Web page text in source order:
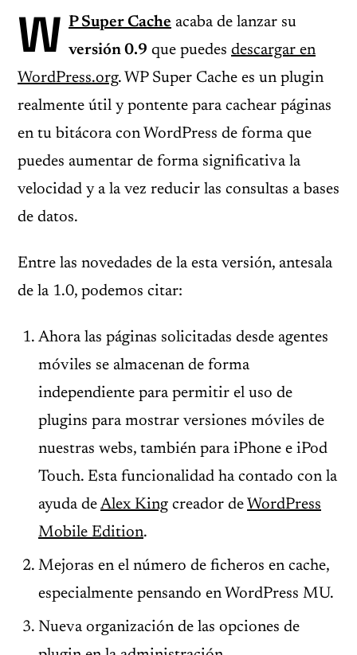
W P Super Cache acaba de lanzar su
versión 0.9 que puedes descargar en
WordPress.org. WP Super Cache es un plugin
realmente útil y pontente para cachear páginas
en tu bitácora con WordPress de forma que
puedes aumentar de forma significativa la
velocidad y a la vez reducir las consultas a bases
de datos.
Entre las novedades de la esta versión, antesala
de la 1.0, podemos citar:
Ahora las páginas solicitadas desde agentes
móviles se almacenan de forma
independiente para permitir el uso de
plugins para mostrar versiones móviles de
nuestras webs, también para iPhone e iPod
Touch. Esta funcionalidad ha contado con la
ayuda de Alex King creador de WordPress
Mobile Edition.
Mejoras en el número de ficheros en cache,
especialmente pensando en WordPress MU.
Nueva organización de las opciones de